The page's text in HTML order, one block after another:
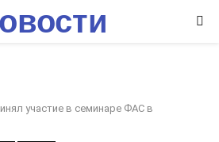
участие в семинаре ФАС в